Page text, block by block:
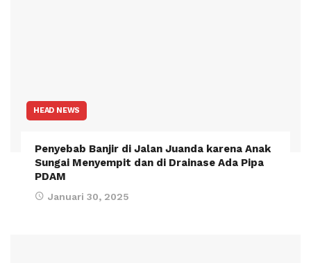
HEAD NEWS
Penyebab Banjir di Jalan Juanda karena Anak
Sungai Menyempit dan di Drainase Ada Pipa
PDAM
Januari 30, 2025